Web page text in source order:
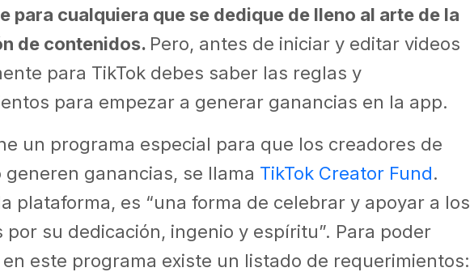
para cualquiera que se dedique de lleno al arte de la
de contenidos. Pero, antes de iniciar y editar videos
para TikTok debes saber las reglas y
para empezar a generar ganancias en la app.
un programa especial para que los creadores de
generen ganancias, se llama TikTok Creator Fund.
plataforma, es “una forma de celebrar y apoyar a los
por su dedicación, ingenio y espíritu”. Para poder
este programa existe un listado de requerimientos: